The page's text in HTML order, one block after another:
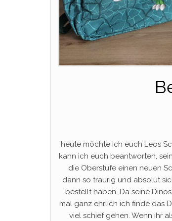
heute möchte ich euch Leos
kann ich euch beantworten,
die Oberstufe einen neuen
dann so traurig und absolut
bestellt haben. Da seine
mal ganz ehrlich ich finde das
viel schief gehen. Wenn ihr